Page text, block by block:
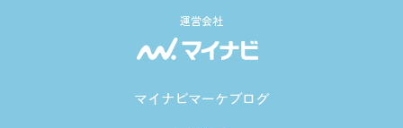
運営会社
マイナビマーケブログ